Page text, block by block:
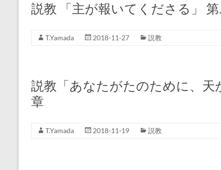
説教 「主が報いてくださる」
T.Yamada 2018-11-27 説教
説教「あなたがたのために、
章
T.Yamada 2018-11-19 説教